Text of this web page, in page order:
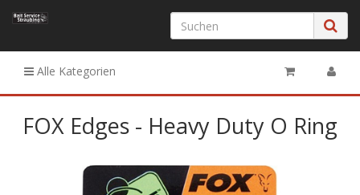
Alle Kategorien
FOX Edges - Heavy Duty O Ring